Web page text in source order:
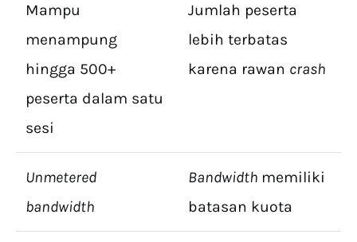
Mampu
menampung
hingga 500+
peserta dalam satu
sesi
Jumlah peserta
lebih terbatas
karena rawan crash
Unmetered
bandwidth
Bandwidth memiliki
batasan kuota